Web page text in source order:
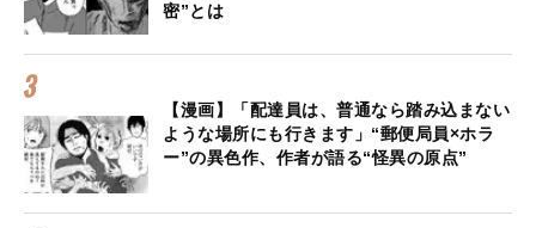
密”とは
【漫画】「配達員は、普通なら踏み込まない
ような場所にも行きます」“郵便局員×ホラ
ー”の異色作、作者が語る“怪異の原点”